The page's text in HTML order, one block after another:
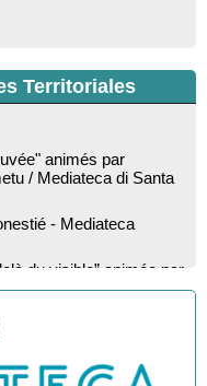
Territoriales
/ Mediateca di Santa
Malberti Morin :
- Mediateca